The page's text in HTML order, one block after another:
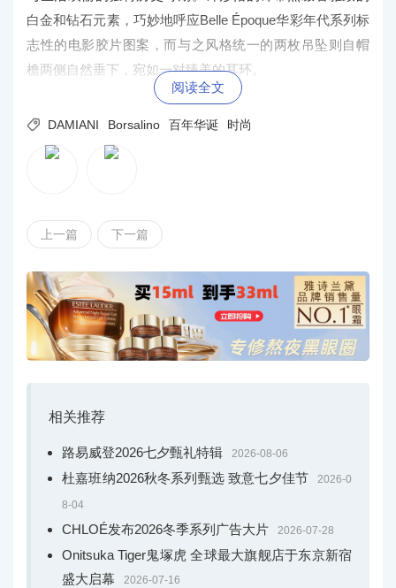
白金和钻石元素，巧妙地呼应Belle Époque华彩年代系列标
志性的电影胶片图案，而与之风格统一的两枚吊坠则自帽
檐两侧自然垂下，宛如一对臻美的耳环。
作为Borsalino一流品质的永恒象征，Sophie帽款与凝
聚DAMIANI非凡工艺的Mimosa绒花系列相得益彰，后者采
帽款，帽冠底部环绕着一条链饰，而一条长项链则如同垂
挂于帽子之上的奢华链绳，两者均采用玫瑰金材质，并镶
嵌钻石和澳大利亚珍珠。
阅读全文
 DAMIANI Borsalino 百年华诞 时尚
上一篇 下一篇
相关推荐
路易威登2026七夕甄礼特辑 2026-08-06
杜嘉班纳2026秋冬系列甄选 致意七夕佳节 2026-0
8-04
CHLOÉ发布2026冬季系列广告大片 2026-07-28
Onitsuka Tiger鬼塚虎 全球最大旗舰店于东京新宿
盛大启幕
2026-07-16